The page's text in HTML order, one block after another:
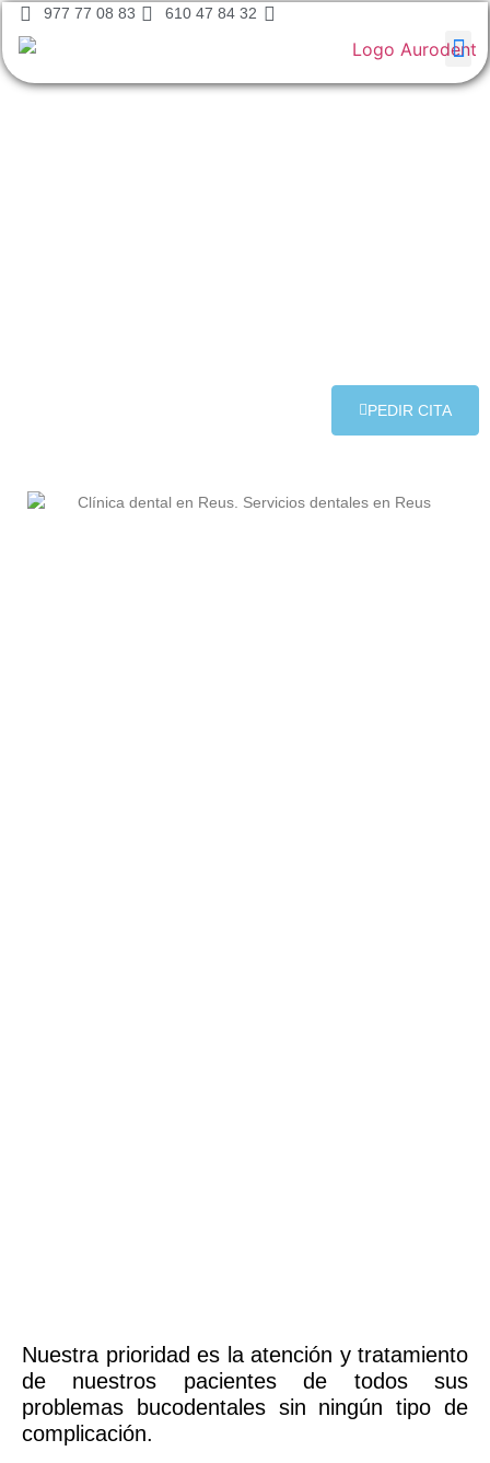
977 77 08 83 610 47 84 32
PEDIR CITA
Nuestra prioridad es la atención y tratamiento
de nuestros pacientes de todos sus
problemas bucodentales sin ningún tipo de
complicación.